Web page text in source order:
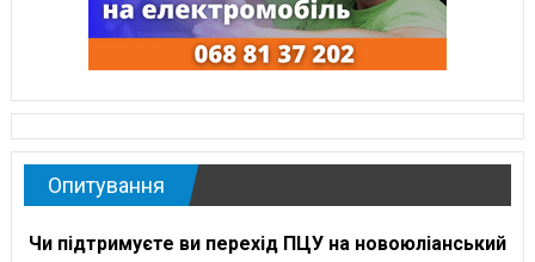
Опитування
Чи підтримуєте ви перехід ПЦУ на новоюліанський